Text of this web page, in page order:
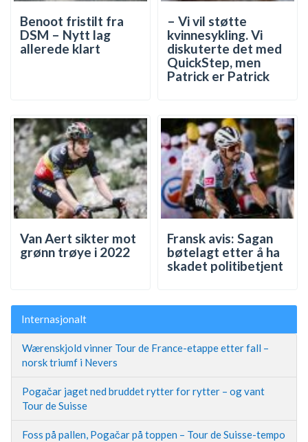
Benoot fristilt fra
DSM – Nytt lag
allerede klart
– Vi vil støtte
kvinnesykling. Vi
diskuterte det med
QuickStep, men
Patrick er Patrick
Van Aert sikter mot
grønn trøye i 2022
Fransk avis: Sagan
bøtelagt etter å ha
skadet politibetjent
Internasjonalt
Wærenskjold vinner Tour de France-etappe etter fall –
norsk triumf i Nevers
Pogačar jaget ned bruddet rytter for rytter – og vant
Tour de Suisse
Foss på pallen, Pogačar på toppen – Tour de Suisse-tempo